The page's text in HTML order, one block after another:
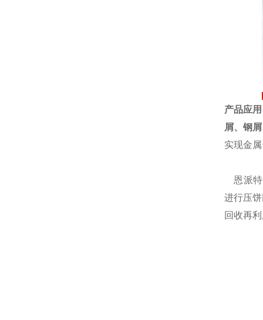
产品应
屑、钢
实现金
恩派特
进行压
回收再